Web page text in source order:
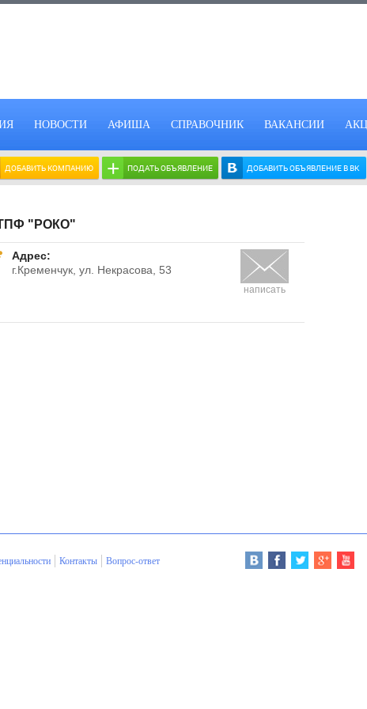
НОВОСТИ АФИША СПРАВОЧНИК ВАКАНСИИ
ДОБАВИТЬ КОМПАНИЮ + ПОДАТЬ ОБЪЯВЛЕНИЕ ДОБАВИТЬ ОБЪЯВЛЕНИЕ В ВК
"РОКО"
Адрес:
г.Кременчук, ул. Некрасова, 53
написать
Контакты Вопрос-ответ